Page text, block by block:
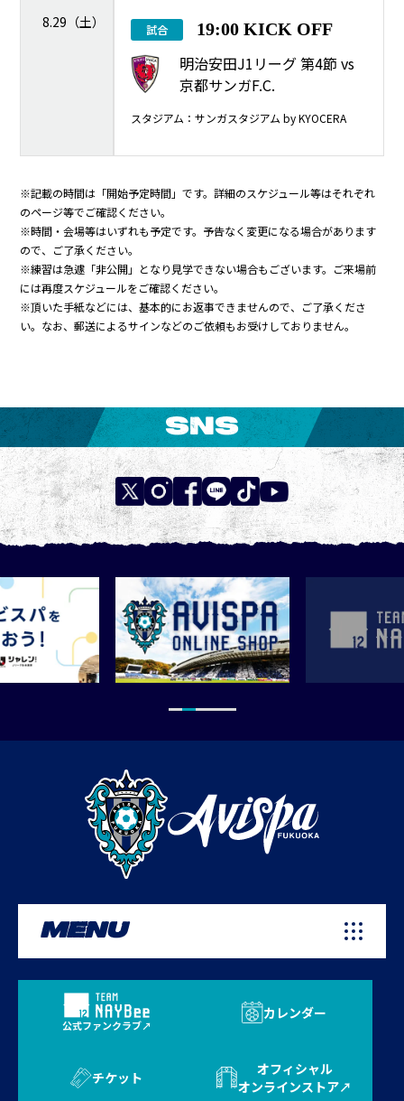
8.29（土） 試合 19:00 KICK OFF
明治安田J1リーグ 第4節 vs
京都サンガF.C.
スタジアム：サンガスタジアム by KYOCERA
※記載の時間は「開始予定時間」です。詳細のスケジュール等はそれぞれ
のページ等でご確認ください。
※時間・会場等はいずれも予定です。予告なく変更になる場合があります
ので、ご了承ください。
※練習は急遽「非公開」となり見学できない場合もございます。ご来場前
には再度スケジュールをご確認ください。
※頂いた手紙などには、基本的にお返事できませんので、ご了承くださ
い。なお、郵送によるサインなどのご依頼もお受けしておりません。
SNS
MENU
公式ファンクラブ
カレンダー
チケット
オフィシャル
オンラインストア